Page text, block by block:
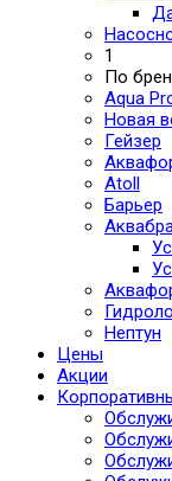
1
По
Aqua
Новая
Гейзер
Atoll
Барьер
Нептун
Цены
Акции